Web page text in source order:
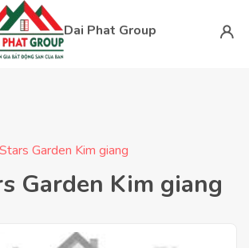
Dai Phat Group
Garden Kim giang
Garden Kim giang